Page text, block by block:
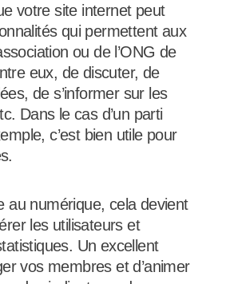
votre site internet peut
qui permettent aux
ou de l’ONG de
eux, de discuter, de
de s’informer sur les
Dans le cas d’un parti
c’est bien utile pour
au numérique, cela devient
les utilisateurs et
Un excellent
vos membres et d’animer